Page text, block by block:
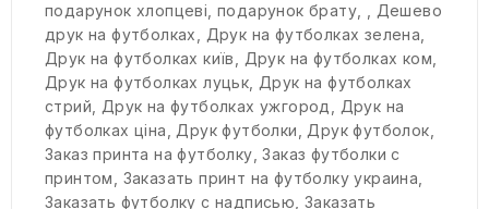
подарунок хлопцеві,подарунок брату, , Дешево
друк на футболках, Друк на футболках зелена,
Друк на футболках київ, Друк на футболках ком,
Друк на футболках луцьк,Друк на футболках
стрий, Друк на футболках ужгород, Друк на
футболках ціна,Друк футболки,Друк футболок,
Заказ принта на футболку,Заказ футболки с
принтом, Заказать принт на футболку украина,
Заказать футболку с надписью,Заказать